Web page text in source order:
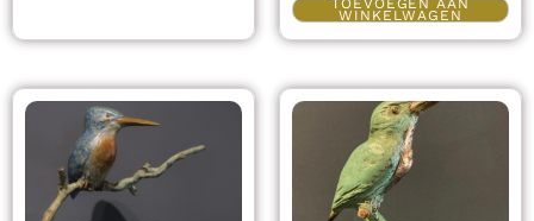
WINKELWAGEN